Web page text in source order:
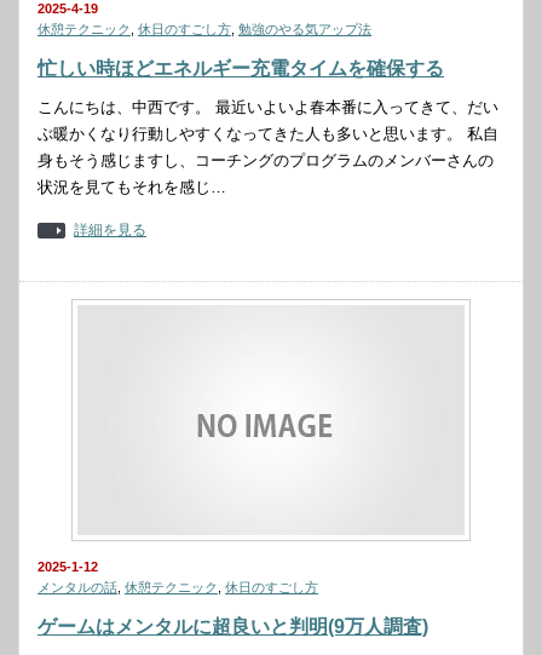
2025-4-19
休憩テクニック
休日のすごし方 勉強のやる気アップ法
忙しい時ほどエネルギー充電タイムを確保する
こんにちは、中西です。 最近いよいよ春本番に入ってきて、だい
ぶ暖かくなり行動しやすくなってきた人も多いと思います。 私自
身もそう感じますし、コーチングのプログラムのメンバーさんの
状況を見てもそれを感じ…
詳細を見る
2025-1-12
メンタルの話 休憩テクニック 休日のすごし方
ゲームはメンタルに超良いと判明(9万人調査)